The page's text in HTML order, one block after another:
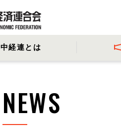
中経連とは
- 事業・財務に関する資料
NEWS